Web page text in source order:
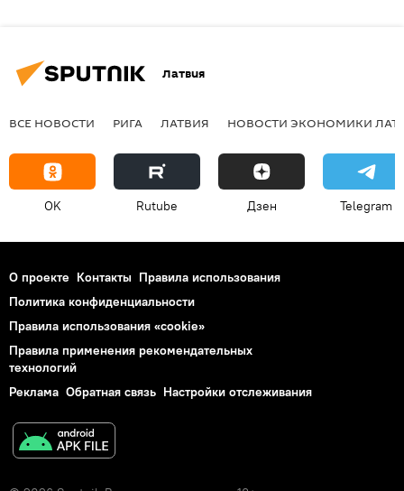
Латвия
ВСЕ НОВОСТИ РИГА ЛАТВИЯ НОВОСТИ ЭКОНОМИКИ
OK Rutube Дзен Telegram
О проекте Контакты Правила использования
Политика конфиденциальности
Правила использования «cookie»
Правила применения рекомендательных
технологий
Реклама Обратная связь Настройки отслеживания